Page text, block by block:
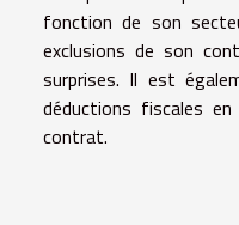
fonction de son
exclusions de son
surprises. Il est
déductions fiscales
contrat.